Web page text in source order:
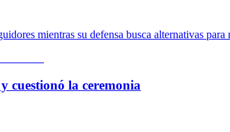
mientras su defensa busca alternativas para
cuestionó la ceremonia